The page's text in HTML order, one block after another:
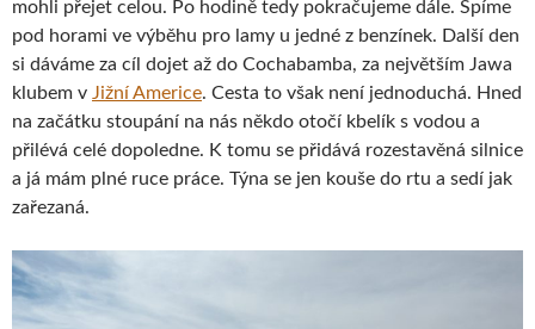
mohli přejet celou. Po hodině tedy pokračujeme dále. Spíme
pod horami ve výběhu pro lamy u jedné z benzínek. Další den
si dáváme za cíl dojet až do Cochabamba, za největším Jawa
klubem v Jižní Americe. Cesta to však není jednoduchá. Hned
na začátku stoupání na nás někdo otočí kbelík s vodou a
přilévá celé dopoledne. K tomu se přidává rozestavěná silnice
a já mám plné ruce práce. Týna se jen kouše do rtu a sedí jak
zařezaná.